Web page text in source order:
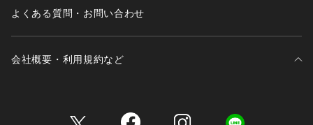
よくある質問・お問い合わせ
会社概要・利用規約など